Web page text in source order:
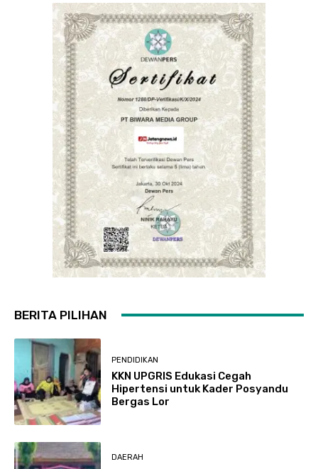
BERITA PILIHAN
PENDIDIKAN
KKN UPGRIS Edukasi Cegah
Hipertensi untuk Kader Posyandu
Bergas Lor
DAERAH